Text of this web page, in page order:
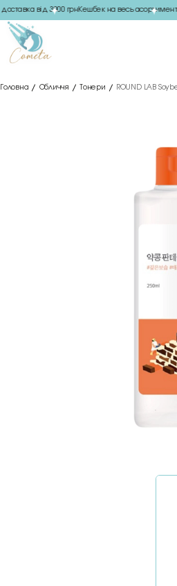
від 3000 грнКешбек на весь асортимент
Головна Обличчя Тонери ROUND LAB